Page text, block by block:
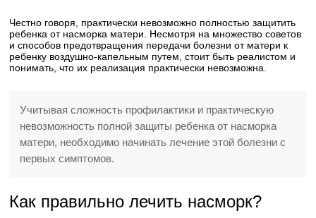
Честно говоря, практически невозможно полностью защитить
ребенка от насморка матери. Несмотря на множество советов
и способов предотвращения передачи болезни от матери к
ребенку воздушно-капельным путем, стоит быть реалистом и
понимать, что их реализация практически невозможна.
Учитывая сложность профилактики и практическую
невозможность полной защиты ребенка от насморка
матери, необходимо начинать лечение этой болезни с
первых симптомов.
Как правильно лечить насморк?